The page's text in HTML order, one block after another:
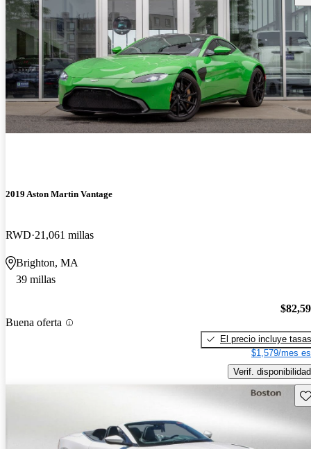
2019 Aston Martin Vantage
RWD 21,061 millas
Brighton, MA
39 millas
Buena oferta
El precio incluye tasas
$1,579/mes
Verif. disponibilidad